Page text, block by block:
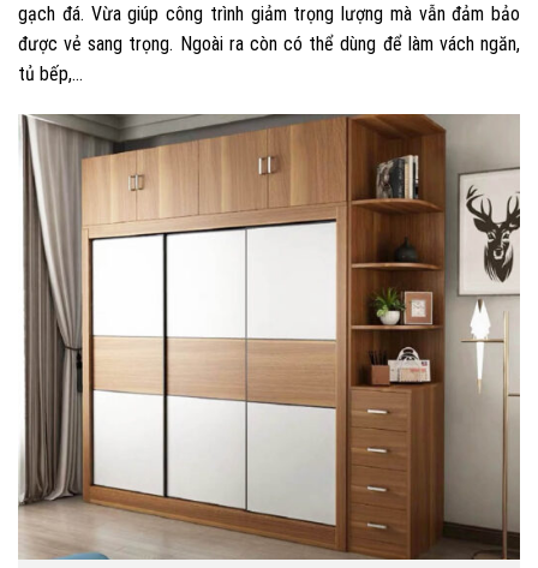
gạch đá. Vừa giúp công trình giảm trọng lượng mà vẫn đảm bảo
được vẻ sang trọng. Ngoài ra còn có thể dùng để làm vách ngăn,
tủ bếp,…